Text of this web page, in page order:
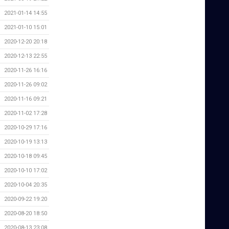
2021-01-14 14:55
2021-01-10 15:01
2020-12-20 20:18
2020-12-13 22:55
2020-11-26 16:16
2020-11-26 09:02
2020-11-16 09:21
2020-11-02 17:28
2020-10-29 17:16
2020-10-19 13:13
2020-10-18 09:45
2020-10-10 17:02
2020-10-04 20:35
2020-09-22 19:20
2020-08-20 18:50